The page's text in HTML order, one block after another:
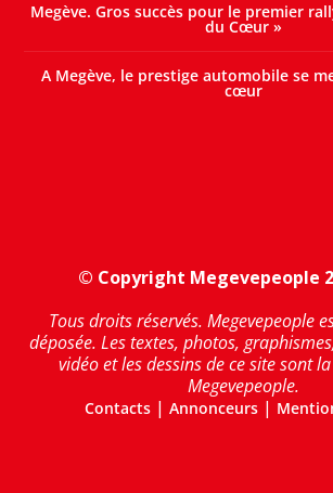
Megève. Gros succès pour le premier
du Cœur »
A Megève, le prestige automobile se
cœur
© Copyright Megevepeople
Tous droits réservés. Megevepeople
déposée. Les textes, photos,
vidéo et les dessins de ce site sont
Megevepeople.
Contacts| Annonceurs|